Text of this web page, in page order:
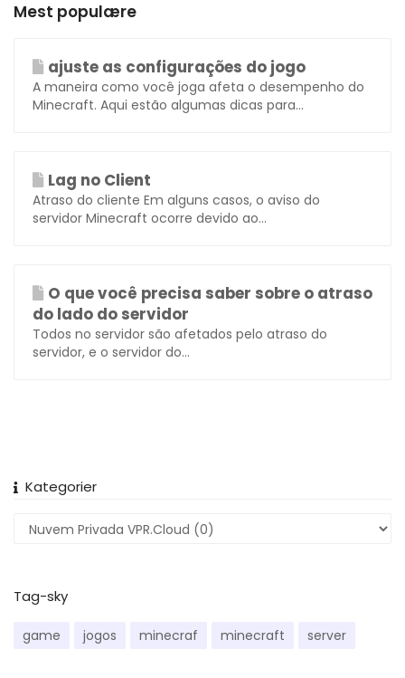
Kategorier
Tag-sky
game jogos minecraf minecraft server
Mest populære
ajuste as configurações do jogo
A maneira como você joga afeta o desempenho do
Minecraft. Aqui estão algumas dicas para...
Lag no Client
Atraso do cliente Em alguns casos, o aviso do
servidor Minecraft ocorre devido ao...
O que você precisa saber sobre o atraso
do lado do servidor
Todos no servidor são afetados pelo atraso do
servidor, e o servidor do...